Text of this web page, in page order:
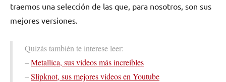
traemos una selección de las que, para nosotros, son sus
mejores versiones.
Quizás también te interese leer:
–Metallica, sus videos más increíbles
–Slipknot, sus mejores videos en Youtube